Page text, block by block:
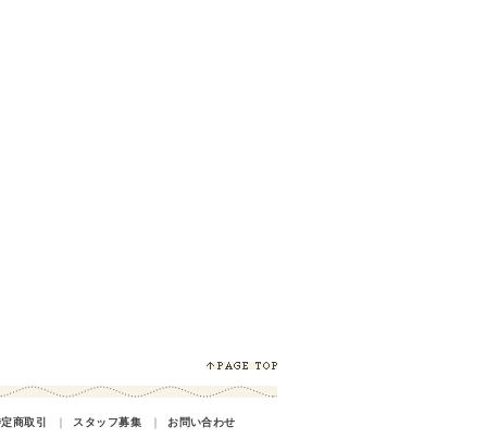
商取引 ｜ スタッフ募集 ｜ お問い合わせ